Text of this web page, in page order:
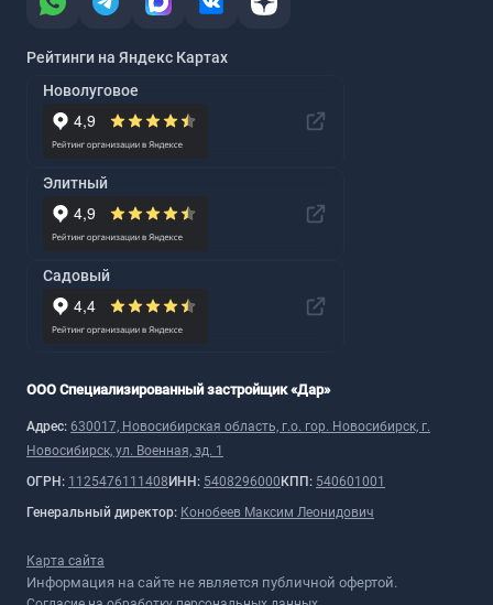
Рейтинги на Яндекс Картах
Новолуговое
Элитный
Садовый
ООО Специализированный застройщик «Дар»
Адрес: 630017, Новосибирская область, г.о. гор. Новосибирск, г.
Новосибирск, ул. Военная, зд. 1
ОГРН: 1125476111408 ИНН: 5408296000 КПП: 540601001
Генеральный директор: Конобеев Максим Леонидович
Карта сайта
Информация на сайте не является публичной офертой.